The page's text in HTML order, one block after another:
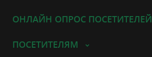
ОНЛАЙН ОПРОС ПОСЕТИТЕЛЕЙ
ПОСЕТИТЕЛЯМ